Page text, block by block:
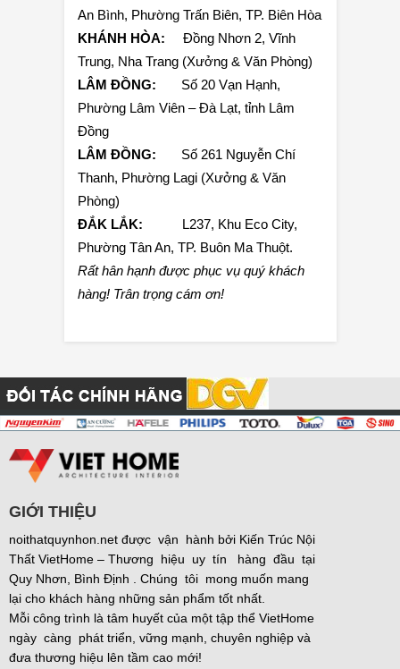
An Bình, Phường Trấn Biên, TP. Biên Hòa
KHÁNH HÒA: Đồng Nhơn 2, Vĩnh
Trung, Nha Trang (Xưởng & Văn Phòng)
LÂM ĐỒNG: Số 20 Vạn Hạnh,
Phường Lâm Viên – Đà Lạt, tỉnh Lâm
Đồng
LÂM ĐỒNG: Số 261 Nguyễn Chí
Thanh, Phường Lagi (Xưởng & Văn
Phòng)
ĐẮK LẮK: L237, Khu Eco City,
Phường Tân An, TP. Buôn Ma Thuột.
Rất hân hạnh được phục vụ quý khách
hàng! Trân trọng cám ơn!
GIỚI THIỆU
noithatquynhon.net được vận hành bởi Kiến Trúc Nội
Thất VietHome – Thương hiệu uy tín hàng đầu tại
Quy Nhơn, Bình Định . Chúng tôi mong muốn mang
lại cho khách hàng những sản phẩm tốt nhất.
Mỗi công trình là tâm huyết của một tập thể VietHome
ngày càng phát triển, vững mạnh, chuyên nghiệp và
đưa thương hiệu lên tầm cao mới!